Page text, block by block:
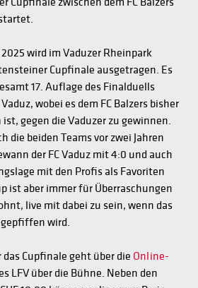
wird im Vaduzer Rheinpark
Cupfinale ausgetragen. Es
17. Auflage des Finalduells
wobei es dem FC Balzers bisher
gegen die Vaduzer zu gewinnen.
die beiden Teams vor zwei Jahren
der FC Vaduz mit 4:0 und auch
mit den Profis als Favoriten
ist aber immer für Überraschungen
live mit dabei zu sein, wenn das
wird.
Cupfinale geht über die Online-
LFV über die Bühne. Neben den